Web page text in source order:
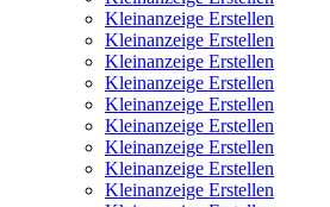
Kleinanzeige Erstellen
Kleinanzeige Erstellen
Kleinanzeige Erstellen
Kleinanzeige Erstellen
Kleinanzeige Erstellen
Kleinanzeige Erstellen
Kleinanzeige Erstellen
Kleinanzeige Erstellen
Kleinanzeige Erstellen